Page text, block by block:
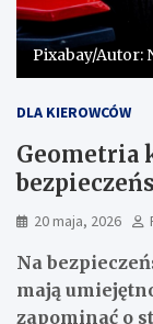
Pixabay/Autor:
DLA KIEROWCÓW
Geometria
20 maja, 2026
Na
mają
zapominać o